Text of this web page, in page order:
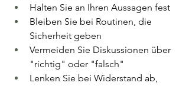
Halten Sie an Ihren Aussagen fest
Bleiben Sie bei Routinen, die
Sicherheit geben
Vermeiden Sie Diskussionen über
"richtig" oder "falsch"
Lenken Sie bei Widerstand ab,